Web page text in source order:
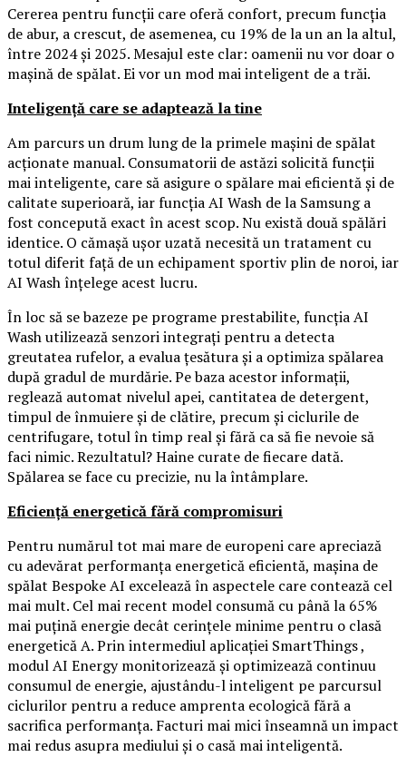
Cererea pentru funcții care oferă confort, precum funcția
de abur, a crescut, de asemenea, cu 19% de la un an la altul,
între 2024 și 2025. Mesajul este clar: oamenii nu vor doar o
mașină de spălat. Ei vor un mod mai inteligent de a trăi.
Inteligență care se adaptează la tine
Am parcurs un drum lung de la primele mașini de spălat
acționate manual. Consumatorii de astăzi solicită funcții
mai inteligente, care să asigure o spălare mai eficientă și de
calitate superioară, iar funcția AI Wash de la Samsung a
fost concepută exact în acest scop. Nu există două spălări
identice. O cămașă ușor uzată necesită un tratament cu
totul diferit față de un echipament sportiv plin de noroi, iar
AI Wash înțelege acest lucru.
În loc să se bazeze pe programe prestabilite, funcția AI
Wash utilizează senzori integrați pentru a detecta
greutatea rufelor, a evalua țesătura și a optimiza spălarea
după gradul de murdărie. Pe baza acestor informații,
reglează automat nivelul apei, cantitatea de detergent,
timpul de înmuiere și de clătire, precum și ciclurile de
centrifugare, totul în timp real și fără ca să fie nevoie să
faci nimic. Rezultatul? Haine curate de fiecare dată.
Spălarea se face cu precizie, nu la întâmplare.
Eficiență energetică fără compromisuri
Pentru numărul tot mai mare de europeni care apreciază
cu adevărat performanța energetică eficientă, mașina de
spălat Bespoke AI excelează în aspectele care contează cel
mai mult. Cel mai recent model consumă cu până la 65%
mai puțină energie decât cerințele minime pentru o clasă
energetică A. Prin intermediul aplicației SmartThings ,
modul AI Energy monitorizează și optimizează continuu
consumul de energie, ajustându-l inteligent pe parcursul
ciclurilor pentru a reduce amprenta ecologică fără a
sacrifica performanța. Facturi mai mici înseamnă un impact
mai redus asupra mediului și o casă mai inteligentă.